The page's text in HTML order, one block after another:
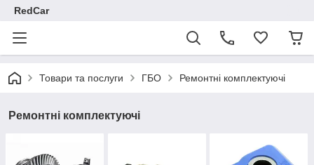
RedCar
Товари та послуги ГБО Ремонтні комплектуючі
Ремонтні комплектуючі